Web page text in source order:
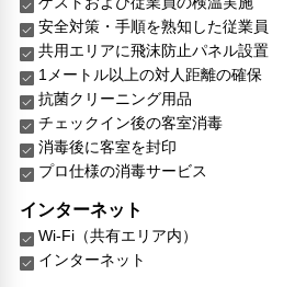
安全対策・手順を熟知した従業員
共用エリアに飛沫防止パネル設置
1メートル以上の対人距離の確保
抗菌クリーニング用品
チェックイン後の客室消毒
消毒後に客室を封印
プロ仕様の消毒サービス
インターネット
Wi-Fi（共有エリア内）
インターネット